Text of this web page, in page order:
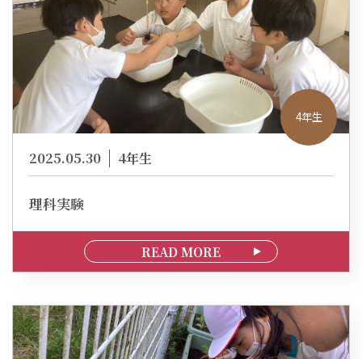
4年生
2025.05.30 4年生
理科実験
READ MORE